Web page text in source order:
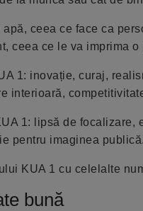
ceea ce face ca
ceea ce le va imprima
1: inovație, curaj,
interioară,
1: lipsă de focalizare,
pentru imaginea publică.
KUA 1 cu celelalte
bună